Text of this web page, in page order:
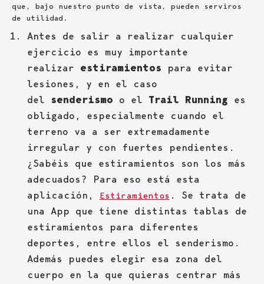
que, bajo nuestro punto de vista, pueden serviros
de utilidad.
Antes de salir a realizar cualquier
ejercicio es muy importante
realizar estiramientos para evitar
lesiones, y en el caso
del senderismo o el Trail Running es
obligado, especialmente cuando el
terreno va a ser extremadamente
irregular y con fuertes pendientes.
¿Sabéis que estiramientos son los más
adecuados? Para eso está esta
aplicación,
Estiramientos . Se trata de
una App que tiene distintas tablas de
estiramientos para diferentes
deportes, entre ellos el senderismo.
Además puedes elegir esa zona del
cuerpo en la que quieras centrar más